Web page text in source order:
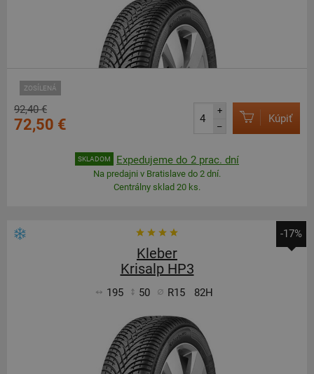
ZOSÍLENÁ
92,40 €
72,50 €
+
–
Kúpiť
SKLADOM Expedujeme do 2 prac. dní
Na predajni v Bratislave do 2 dní.
Centrálny sklad 20 ks.
-17%
Kleber
Krisalp HP3
195 50 R15 82H